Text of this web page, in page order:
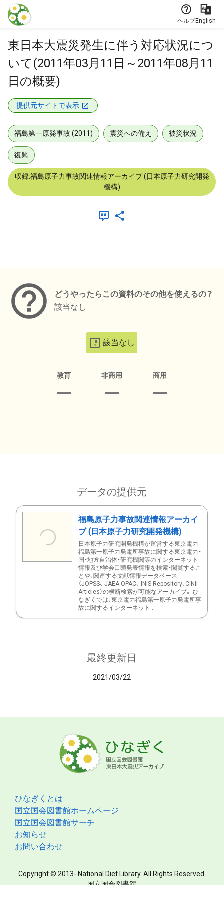
本文に飛ぶ
ヘルプEnglish
東日本大震災発生に伴う対応状況につ
いて(2011年03月11日～2011年08月11
日の概要)
提供元サイトで表示
福島第一原発事故 (2011) 震災への備え 被災状況
復興
収録:福島原子力事故関連情報アーカイブ (日本原子力研究開発
機構)
どうやったらこの資料のその他を使えるの？
該当なし
該当なし
教育 非商用 商用
データの提供元
福島原子力事故関連情報アーカイ
ブ (日本原子力研究開発機構)
日本原子力研究開発機構が運営する東京電力
福島第一原子力発電所事故に関する東京電力・
国・地方自治体・研究機関等のインターネット
情報及び学会口頭発表情報を検索・閲覧するこ
とや、関連する文献情報データベース
（JOPSS、 JAEA OPAC、 INIS Repository、CiNii
Articles）の横断検索が可能なアーカイブ。 ひ
なぎくでは、東京電力福島第一原子力発電所事
故に関するインターネット...
最終更新日
2021/03/22
ひなぎくとは
国立国会図書館ホームページ
国立国会図書館サーチ
お知らせ
お問い合わせ
Copyright © 2013- National Diet Library. All Rights Reserved.